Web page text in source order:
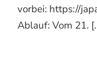
vorbei: https://
Ablauf: Vom 21.